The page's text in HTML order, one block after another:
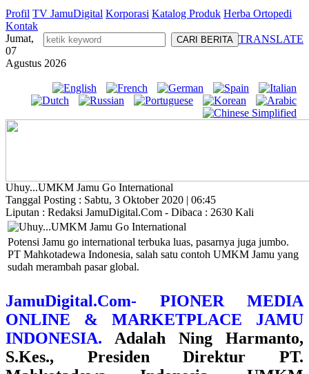
Profil TV JamuDigital Korporasi Katalog Produk Herba Ortopedi
Kontak
TRANSLATE
Jumat,
07
Agustus 2026
Uhuy...UMKM Jamu Go International
Tanggal Posting : Sabtu, 3 Oktober 2020 | 06:45
Liputan : Redaksi JamuDigital.Com - Dibaca : 2630 Kali
Potensi Jamu go international terbuka luas, pasarnya juga jumbo.
PT Mahkotadewa Indonesia, salah satu contoh UMKM Jamu yang
sudah merambah pasar global.
JamuDigital.Com- PIONER MEDIA
ONLINE & MARKETPLACE JAMU
INDONESIA. Adalah Ning Harmanto,
S.Kes., Presiden Direktur PT.